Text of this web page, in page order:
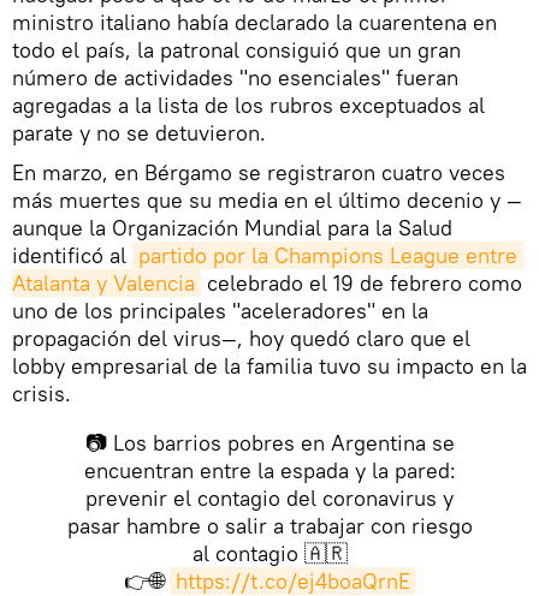
ministro italiano había declarado la cuarentena en
todo el país, la patronal consiguió que un gran
número de actividades "no esenciales" fueran
agregadas a la lista de los rubros exceptuados al
parate y no se detuvieron.
En marzo, en Bérgamo se registraron cuatro veces
más muertes que su media en el último decenio y —
aunque la Organización Mundial para la Salud
identificó al partido por la Champions League entre
Atalanta y Valencia celebrado el 19 de febrero como
uno de los principales "aceleradores" en la
propagación del virus—, hoy quedó claro que el
lobby empresarial de la familia tuvo su impacto en la
crisis.
📷 Los barrios pobres en Argentina se
encuentran entre la espada y la pared:
prevenir el contagio del coronavirus y
pasar hambre o salir a trabajar con riesgo
al contagio 🇦🇷
👉🌐 https://t.co/ej4boaQrnE